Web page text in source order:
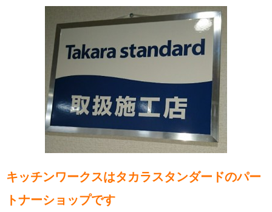
キッチンワークスはタカラスタンダードのパー
トナーショップです